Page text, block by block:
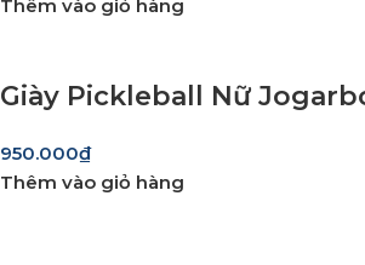
Thêm vào giỏ hàng
Giày Pickleball Nữ
950.000₫
Thêm vào giỏ hàng